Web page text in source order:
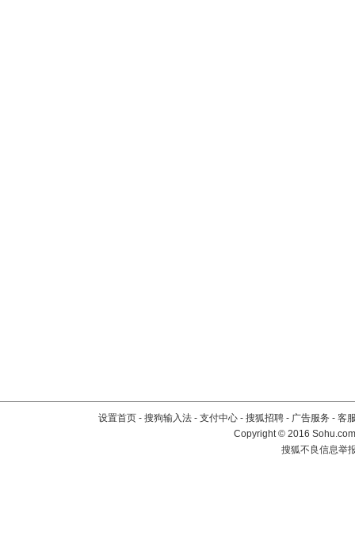
设置首页 - 搜狗输入法 - 支付中心 - 搜狐招聘 - 广告服务 - 客
Copyright©2016
搜狐不良信息举